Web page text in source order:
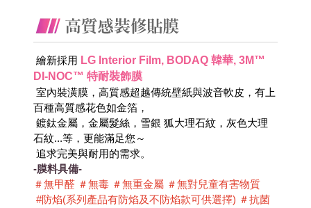
繪新採用 LG Interior Film, BODAQ 韓華, 3M™
DI-NOC™ 特耐裝飾膜
百種高質感花色如金箔，
石紋...等，更能滿足您～
追求完美與耐用的需求。
-膜料具備-
＃無甲醛 ＃無毒 ＃無重金屬 ＃無對兒童有害物質